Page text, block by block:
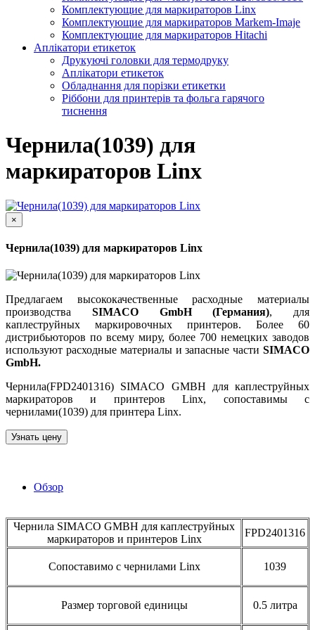
Комплектующие для маркираторов Linx
Комплектующие для маркираторов Markem-Imaje
Комплектующие для маркираторов Hitachi
Аплікатори етикеток
Друкуючі головки для термодруку
Аплікатори етикеток
Обладнання для порізки етикетки
Ріббони для принтерів та фольга гарячого
тиснення
Чернила(1039) для
маркираторов Linx
×
Чернила(1039) для маркираторов Linx
Предлагаем высококачественные расходные материалы
производства SIMACO GmbH (Германия), для
каплеструйных маркировочных принтеров. Более 60
дистрибьюторов по всему миру, более 700 немецких заводов
используют расходные материалы и запасные части SIMACO
GmbH.
Чернила(FPD2401316) SIMACO GMBH для каплеструйных
маркираторов и принтеров Linx, сопоставимы с
чернилами(1039) для принтера Linx.
Узнать цену
Обзор
Чернила SIMACO GMBH для каплеструйных
маркираторов и принтеров Linx
FPD2401316
Сопоставимо с чернилами Linx 1039
Размер торговой единицы 0.5 литра